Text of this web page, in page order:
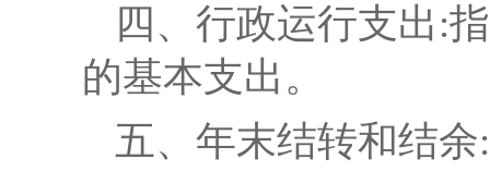
四、行政运行支出:
的基本支出。
五、年末结转和结